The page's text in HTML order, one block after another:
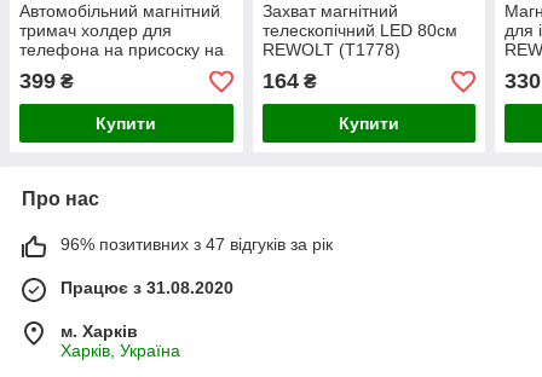
Автомобільний магнітний
тримач холдер для
телефона на присоску на
торпеду лобове скло
MAGNETIC H-CT303
399 ₴
Купити
Захват магнітний
телескопічний LED 80см
REWOLT (T1778)
164₴
Купити
для
330
Про нас
96% позитивних з 47 відгуків за рік
Працює з 31.08.2020
м. Харків
Харків, Україна